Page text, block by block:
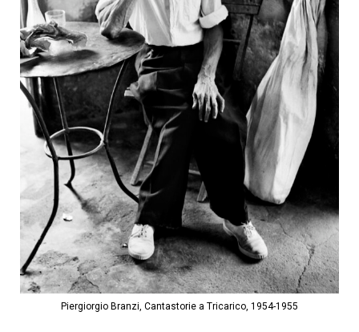
Piergiorgio Branzi, Cantastorie a Tricarico, 1954-1955